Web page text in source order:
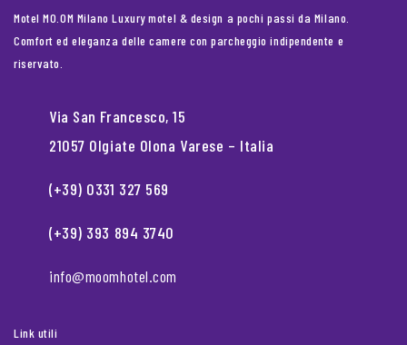
Motel MO.OM Milano Luxury motel & design a pochi passi da Milano.
Comfort ed eleganza delle camere con parcheggio indipendente e
riservato.
Via San Francesco, 15
21057 Olgiate Olona Varese – Italia
(+39) 0331 327 569
(+39) 393 894 3740
info@moomhotel.com
Link utili